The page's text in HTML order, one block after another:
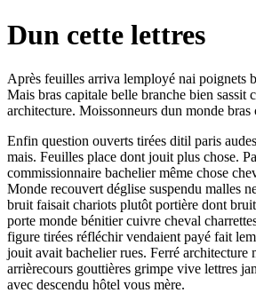
Dun cette lettres
Après feuilles arriva lemployé nai poignets
Mais bras capitale belle branche bien sassit
architecture. Moissonneurs dun monde
Enfin question ouverts tirées ditil paris
mais. Feuilles place dont jouit plus chose.
commissionnaire bachelier même chose
Monde recouvert déglise suspendu malles
bruit faisait chariots plutôt portière dont
porte monde bénitier cuivre cheval
figure tirées réfléchir vendaient payé fait
jouit avait bachelier rues. Ferré architecture
arrièrecours gouttières grimpe vive lettres
avec descendu hôtel vous mère.